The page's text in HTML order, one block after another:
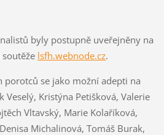
byly postupně uveřejněny na
lsfh.webnode.cz.
porotců se jako možní adepti na
Kristýna Petišková, Valerie
Vltavský, Marie Kolaříková,
Michalinová, Tomáš Burak,